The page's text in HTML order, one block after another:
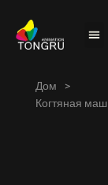
Дом >
Когтяная